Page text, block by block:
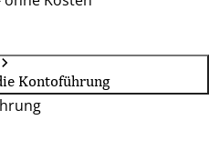
Kontoführung